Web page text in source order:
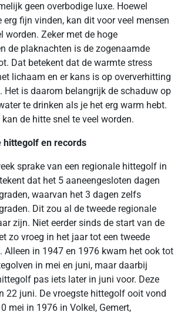
geen overbodige luxe. Hoewel
fijn vinden, kan dit voor veel mensen
worden. Zeker met de hoge
de plaknachten is de zogenaamde
Dat betekent dat de warmte stress
lichaam en er kans is op oververhitting
Het is daarom belangrijk de schaduw op
te drinken als je het erg warm hebt.
de hitte snel te veel worden.
hittegolf en records
sprake van een regionale hittegolf in
dat het 5 aaneengesloten dagen
waarvan het 3 dagen zelfs
Dit zou al de tweede regionale
zijn. Niet eerder sinds de start van de
zo vroeg in het jaar tot een tweede
Alleen in 1947 en 1976 kwam het ook tot
in mei en juni, maar daarbij
pas iets later in juni voor. Deze
22 juni. De vroegste hittegolf ooit vond
mei in 1976 in Volkel, Gemert,